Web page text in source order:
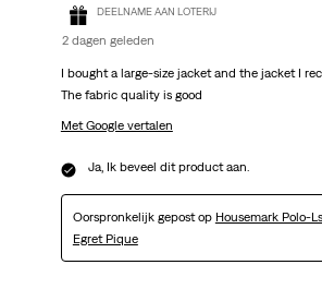
DEELNAME AAN LOTERIJ
2 dagen geleden
I bought a large-size jacket and the jacket I
The fabric quality is good
Met Google vertalen
Ja, Ik beveel dit product aan.
Oorspronkelijk gepost op Housemark Polo-
Egret Pique